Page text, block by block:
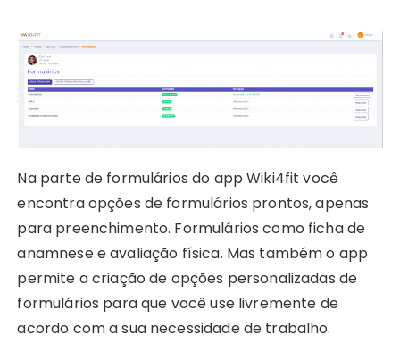
Na parte de formulários do app Wiki4fit você
encontra opções de formulários prontos, apenas
para preenchimento. Formulários como ficha de
anamnese e avaliação física. Mas também o app
permite a criação de opções personalizadas de
formulários para que você use livremente de
acordo com a sua necessidade de trabalho.